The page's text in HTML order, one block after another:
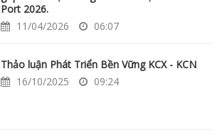
Port 2026.
11/04/2026
06:07
Thảo luận Phát Triển Bền Vững KCX - KCN
16/10/2025
09:24